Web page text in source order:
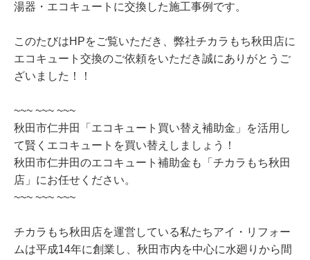
湯器・エコキュートに交換した施工事例です。
このたびはHPをご覧いただき、弊社チカラもち秋田店に
エコキュート交換のご依頼をいただき誠にありがとうご
ざいました！！
~~~ ~~~ ~~~
秋田市仁井田「エコキュート買い替え補助金」を活用し
て賢くエコキュートを買い替えしましょう！
秋田市仁井田のエコキュート補助金も「チカラもち秋田
店」にお任せください。
~~~ ~~~ ~~~
チカラもち秋田店を運営している私たちアイ・リフォー
ムは平成14年に創業し、秋田市内を中心に水廻りから間